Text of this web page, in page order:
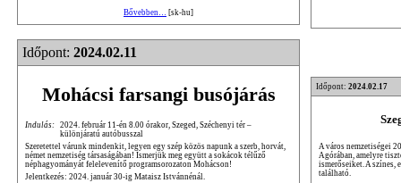
Bővebben… [sk-hu]
Időpont: 2024.02.11
Mohácsi farsangi busójárás
Indulás: 2024. február 11-én 8.00 órakor, Szeged, Széchenyi tér –
különjáratú autóbusszal
Szeretettel várunk mindenkit, legyen egy szép közös napunk a szerb, horvát,
német nemzetiség társaságában! Ismerjük meg együtt a sokácok télűző
néphagyományát felelevenítő programsorozaton Mohácson!
Jelentkezés: 2024. január 30-ig Mataisz Istvánnénál.
Időpont: 2024.02.17
A város nemzetiségei
Agórában, amelyre
ismerőseiket. A színes,
található.